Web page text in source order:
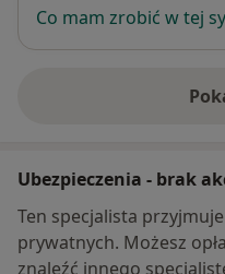
Co mam zrobić w tej
Ubezpieczenia - brak
Ten specjalista
prywatnych. Możesz
znaleźć innego